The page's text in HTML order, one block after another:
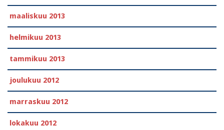
maaliskuu 2013
helmikuu 2013
tammikuu 2013
joulukuu 2012
marraskuu 2012
lokakuu 2012